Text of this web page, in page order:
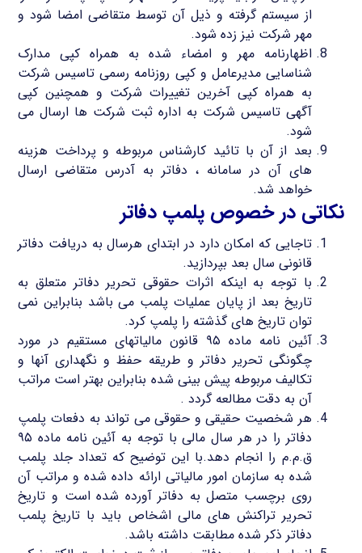
از سیستم گرفته و ذیل آن توسط متقاضی امضا شود و
مهر شرکت نیز زده شود.
اظهارنامه مهر و امضاء شده به همراه کپی مدارک
شناسایی مدیرعامل و کپی روزنامه رسمی تاسیس شرکت
به همراه کپی آخرین تغییرات شرکت و همچنین کپی
آگهی تاسیس شرکت به اداره ثبت شرکت ها ارسال می
شود.
بعد از آن با تائید کارشناس مربوطه و پرداخت هزینه
های آن در سامانه ، دفاتر به آدرس متقاضی ارسال
خواهد شد.
نکاتی در خصوص پلمپ دفاتر
تاجایی که امکان دارد در ابتدای هرسال به دریافت دفاتر
قانونی سال بعد بپردازید.
با توجه به اینکه اثرات حقوقی تحریر دفاتر متعلق به
تاریخ بعد از پایان عملیات پلمب می باشد بنابراین نمی
توان تاریخ های گذشته را پلمپ کرد.
آئین نامه ماده ۹۵ قانون مالیاتهای مستقیم در مورد
چگونگی تحریر دفاتر و طریقه حفظ و نگهداری آنها و
تکالیف مربوطه پیش بینی شده بنابراین بهتر است مراتب
آن به دقت مطالعه گردد .
هر شخصیت حقیقی و حقوقی می تواند به دفعات پلمپ
دفاتر را در هر سال مالی با توجه به آئین نامه ماده ۹۵
ق.م.م را انجام دهد.با این توضیح که تعداد جلد پلمب
شده به سازمان امور مالیاتی ارائه داده شده و مراتب آن
روی برچسب متصل به دفاتر آورده شده است و تاریخ
تحریر تراکنش های مالی اشخاص باید با تاریخ پلمب
دفاتر ذکر شده مطابقت داشته باشد.